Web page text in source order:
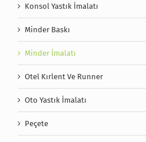
Konsol Yastık İmalatı
Minder Baskı
Minder İmalatı
Otel Kırlent Ve Runner
Oto Yastık İmalatı
Peçete